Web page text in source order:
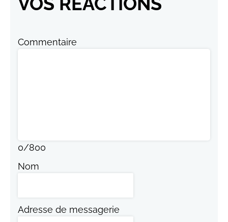
Commentaire
0/800
Nom
Adresse de messagerie